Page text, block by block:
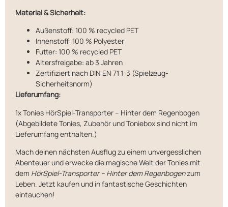
Material & Sicherheit:
Außenstoff: 100 % recycled PET
Innenstoff: 100 % Polyester
Futter: 100 % recycled PET
Altersfreigabe: ab 3 Jahren
Zertifiziert nach DIN EN 71 1-3 (Spielzeug-
Sicherheitsnorm)
Lieferumfang:
1x Tonies HörSpiel-Transporter – Hinter dem Regenbogen
(Abgebildete Tonies, Zubehör und Toniebox sind nicht im
Lieferumfang enthalten.)
Mach deinen nächsten Ausflug zu einem unvergesslichen
Abenteuer und erwecke die magische Welt der Tonies mit
dem HörSpiel-Transporter – Hinter dem Regenbogenzum
Leben. Jetzt kaufen und in fantastische Geschichten
eintauchen!